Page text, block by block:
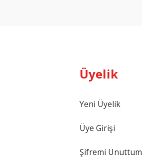
Üyelik
Yeni Üyelik
Üye Girişi
Şifremi Unuttum